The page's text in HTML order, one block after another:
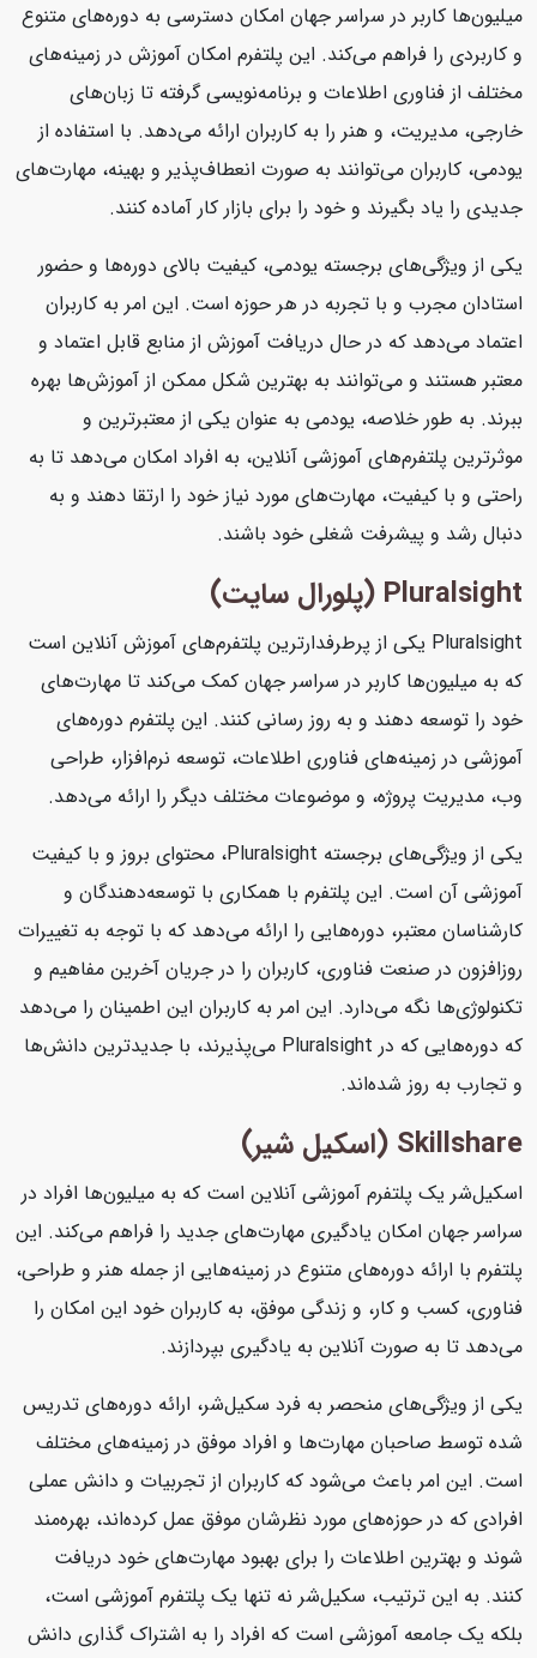
میلیون‌ها کاربر در سراسر جهان امکان دسترسی به دوره‌های متنوع
و کاربردی را فراهم می‌کند. این پلتفرم امکان آموزش در زمینه‌های
مختلف از فناوری اطلاعات و برنامه‌نویسی گرفته تا زبان‌های
خارجی، مدیریت، و هنر را به کاربران ارائه می‌دهد. با استفاده از
یودمی، کاربران می‌توانند به صورت انعطاف‌پذیر و بهینه، مهارت‌های
جدیدی را یاد بگیرند و خود را برای بازار کار آماده کنند.
یکی از ویژگی‌های برجسته یودمی، کیفیت بالای دوره‌ها و حضور
استادان مجرب و با تجربه در هر حوزه است. این امر به کاربران
اعتماد می‌دهد که در حال دریافت آموزش از منابع قابل اعتماد و
معتبر هستند و می‌توانند به بهترین شکل ممکن از آموزش‌ها بهره
ببرند. به طور خلاصه، یودمی به عنوان یکی از معتبرترین و
موثرترین پلتفرم‌های آموزشی آنلاین، به افراد امکان می‌دهد تا به
راحتی و با کیفیت، مهارت‌های مورد نیاز خود را ارتقا دهند و به
دنبال رشد و پیشرفت شغلی خود باشند.
Pluralsight (پلورال سایت)
Pluralsight یکی از پرطرفدارترین پلتفرم‌های آموزش آنلاین است
که به میلیون‌ها کاربر در سراسر جهان کمک می‌کند تا مهارت‌های
خود را توسعه دهند و به روز رسانی کنند. این پلتفرم دوره‌های
آموزشی در زمینه‌های فناوری اطلاعات، توسعه نرم‌افزار، طراحی
وب، مدیریت پروژه، و موضوعات مختلف دیگر را ارائه می‌دهد.
یکی از ویژگی‌های برجسته Pluralsight، محتوای بروز و با کیفیت
آموزشی آن است. این پلتفرم با همکاری با توسعه‌دهندگان و
کارشناسان معتبر، دوره‌هایی را ارائه می‌دهد که با توجه به تغییرات
روزافزون در صنعت فناوری، کاربران را در جریان آخرین مفاهیم و
تکنولوژی‌ها نگه می‌دارد. این امر به کاربران این اطمینان را می‌دهد
که دوره‌هایی که در Pluralsight می‌پذیرند، با جدیدترین دانش‌ها
و تجارب به روز شده‌اند.
Skillshare (اسکیل شیر)
اسکیل‌شر یک پلتفرم آموزشی آنلاین است که به میلیون‌ها افراد در
سراسر جهان امکان یادگیری مهارت‌های جدید را فراهم می‌کند. این
پلتفرم با ارائه دوره‌های متنوع در زمینه‌هایی از جمله هنر و طراحی،
فناوری، کسب و کار، و زندگی موفق، به کاربران خود این امکان را
می‌دهد تا به صورت آنلاین به یادگیری بپردازند.
یکی از ویژگی‌های منحصر به فرد سکیل‌شر، ارائه دوره‌های تدریس
شده توسط صاحبان مهارت‌ها و افراد موفق در زمینه‌های مختلف
است. این امر باعث می‌شود که کاربران از تجربیات و دانش عملی
افرادی که در حوزه‌های مورد نظرشان موفق عمل کرده‌اند، بهره‌مند
شوند و بهترین اطلاعات را برای بهبود مهارت‌های خود دریافت
کنند. به این ترتیب، سکیل‌شر نه تنها یک پلتفرم آموزشی است،
بلکه یک جامعه آموزشی است که افراد را به اشتراک گذاری دانش